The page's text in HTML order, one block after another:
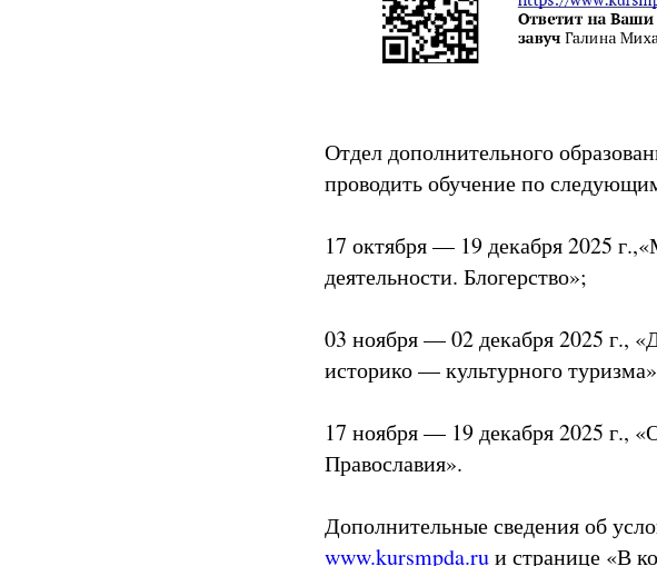
Отдел дополнительного
проводить обучение по
17 октября — 19 декабря 2025
деятельности. Блогерство»;
03 ноября — 02 декабря 2025 г.,
историко — культурного
17 ноября — 19 декабря 2025 г.,
Православия».
Дополнительные сведения об
www.kursmpda.ruи странице «В